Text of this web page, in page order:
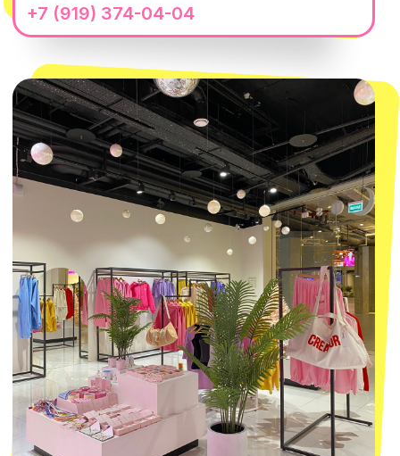
ИП Проворный Алексей Алексеевич
ИНН 667114098580
ОГРНИП 320665800076581
WhatsApp
8 800 550-06-92
macrocosm_store@mail.ru
КОНТАКТЫ
Обмен и возврат
Вакансии
Реквизиты
Магазины
Наши проекты
Новости
© 2021-2025 Macrocosm ®
Оферта
Политика обработки персональных